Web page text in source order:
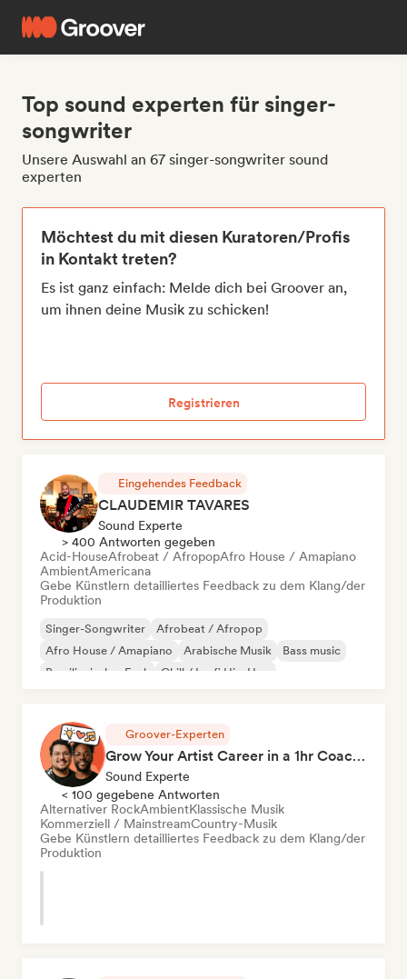
Top sound experten für singer-
songwriter
Unsere Auswahl an 67 singer-songwriter sound
experten
Möchtest du mit diesen Kuratoren/Profis
in Kontakt treten?
Es ist ganz einfach: Melde dich bei Groover an,
um ihnen deine Musik zu schicken!
Registrieren
Eingehendes Feedback
CLAUDEMIR TAVARES
Sound Experte
> 400 Antworten gegeben
Acid-HouseAfrobeat / AfropopAfro House / Amapiano
AmbientAmericana
Gebe Künstlern detailliertes Feedback zu dem Klang/der
Produktion
Singer-Songwriter
Afrobeat / Afropop
Afro House / Amapiano
Arabische Musik
Bass music
Brasilianischer Funk
Chill / Lo-fi Hip-Hop
Groover-Experten
Grow Your Artist Career in a 1hr Coaching Session
Sound Experte
< 100 gegebene Antworten
Alternativer RockAmbientKlassische Musik
Kommerziell / MainstreamCountry-Musik
Gebe Künstlern detailliertes Feedback zu dem Klang/der
Produktion